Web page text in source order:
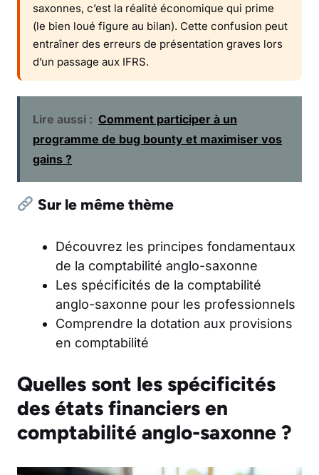
saxonnes, c’est la réalité économique qui prime
(le bien loué figure au bilan). Cette confusion peut
entraîner des erreurs de présentation graves lors
d’un passage aux IFRS.
Lire aussi : Comment participer à un
programme de bug bounty et maximiser vos
gains ?
Sur le même thème
Découvrez les principes fondamentaux
de la comptabilité anglo-saxonne
Les spécificités de la comptabilité
anglo-saxonne pour les professionnels
Comprendre la dotation aux provisions
en comptabilité
Quelles sont les spécificités
des états financiers en
comptabilité anglo-saxonne ?